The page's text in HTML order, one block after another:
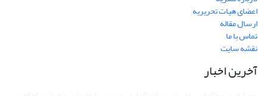
اعضای هیات تحریریه
ارسال مقاله
تماس با ما
نقشه سایت
آخرین اخبار